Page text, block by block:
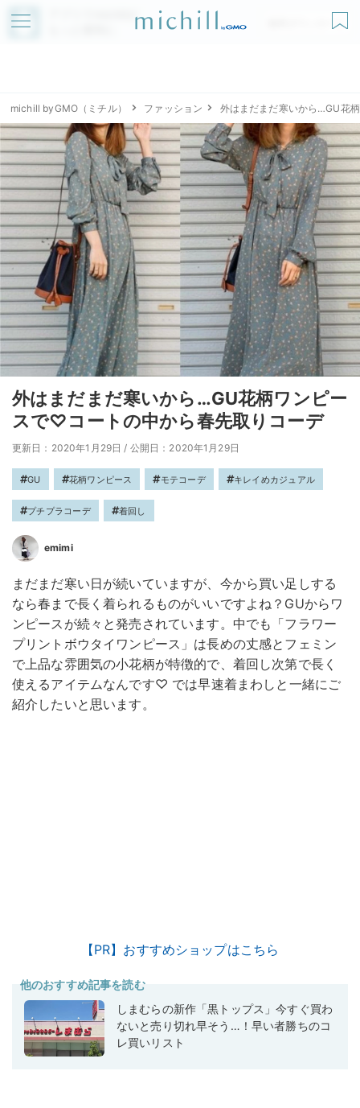
アプリでmichillが
無料ダウンロード
michill byGMO（ミチル） ファッション 外はまだまだ寒いから…GU花
外はまだまだ寒いから…GU花柄ワンピー
スで♡コートの中から春先取りコーデ
更新日：2020年1月29日 / 公開日：2020年1月29日
GU 花柄ワンピース モテコーデ キレイめカジュアル
プチプラコーデ 着回し
emimi
まだまだ寒い日が続いていますが、今から買い足しする
なら春まで長く着られるものがいいですよね？GUからワ
ンピースが続々と発売されています。中でも「フラワー
プリントボウタイワンピース」は長めの丈感とフェミン
で上品な雰囲気の小花柄が特徴的で、着回し次第で長く
使えるアイテムなんです♡ では早速着まわしと一緒にご
紹介したいと思います。
【PR】おすすめショップはこちら
他のおすすめ記事を読む
しまむらの新作「黒トップス」今すぐ買わ
ないと売り切れ早そう…！早い者勝ちのコ
レ買いリスト